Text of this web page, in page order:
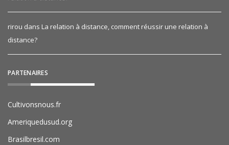
rirou dans La relation à distance, comment réussir une relation à
distance?
PARTENAIRES
Cultivonsnous.fr
Ameriquedusud.org
Brasilbresil.com